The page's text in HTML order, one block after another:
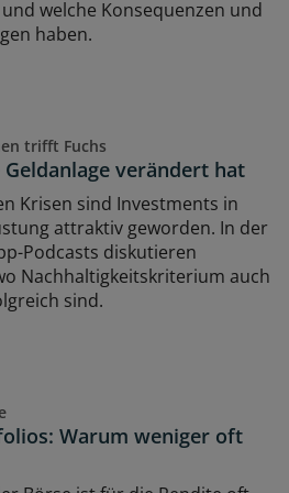
welche Konsequenzen und
haben.
trifft Fuchs
verändert hat
Krisen sind Investments in
attraktiv geworden. In der
Podcasts diskutieren
Nachhaltigkeitskriterium auch
sind.
Warum weniger oft